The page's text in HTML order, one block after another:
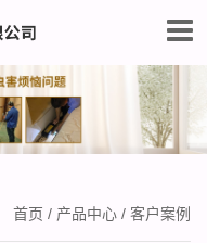
首页 / 产品中心 / 客户案例